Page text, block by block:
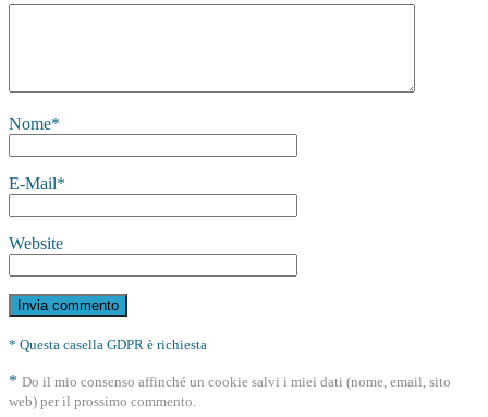
Nome*
E-Mail*
Website
* Questa casella GDPR è richiesta
* Do il mio consenso affinché un cookie salvi i miei dati (nome, email, sito
web) per il prossimo commento.